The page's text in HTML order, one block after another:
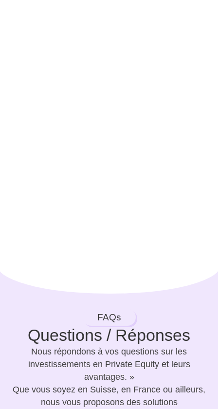
FAQs
Questions / Réponses
Nous répondons à vos questions sur les
investissements en Private Equity et leurs
avantages. »
Que vous soyez en Suisse, en France ou ailleurs,
nous vous proposons des solutions